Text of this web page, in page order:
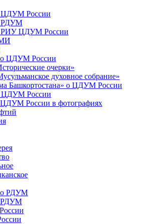
ЦДУМ России
РДУМ
РИУ ЦДУМ России
о ЦДУМ России
очерки»
духовное собрание»
Башкортостана» о ЦДУМ России
ЦДУМ России
России в фотографиях
о РДУМ
РДУМ